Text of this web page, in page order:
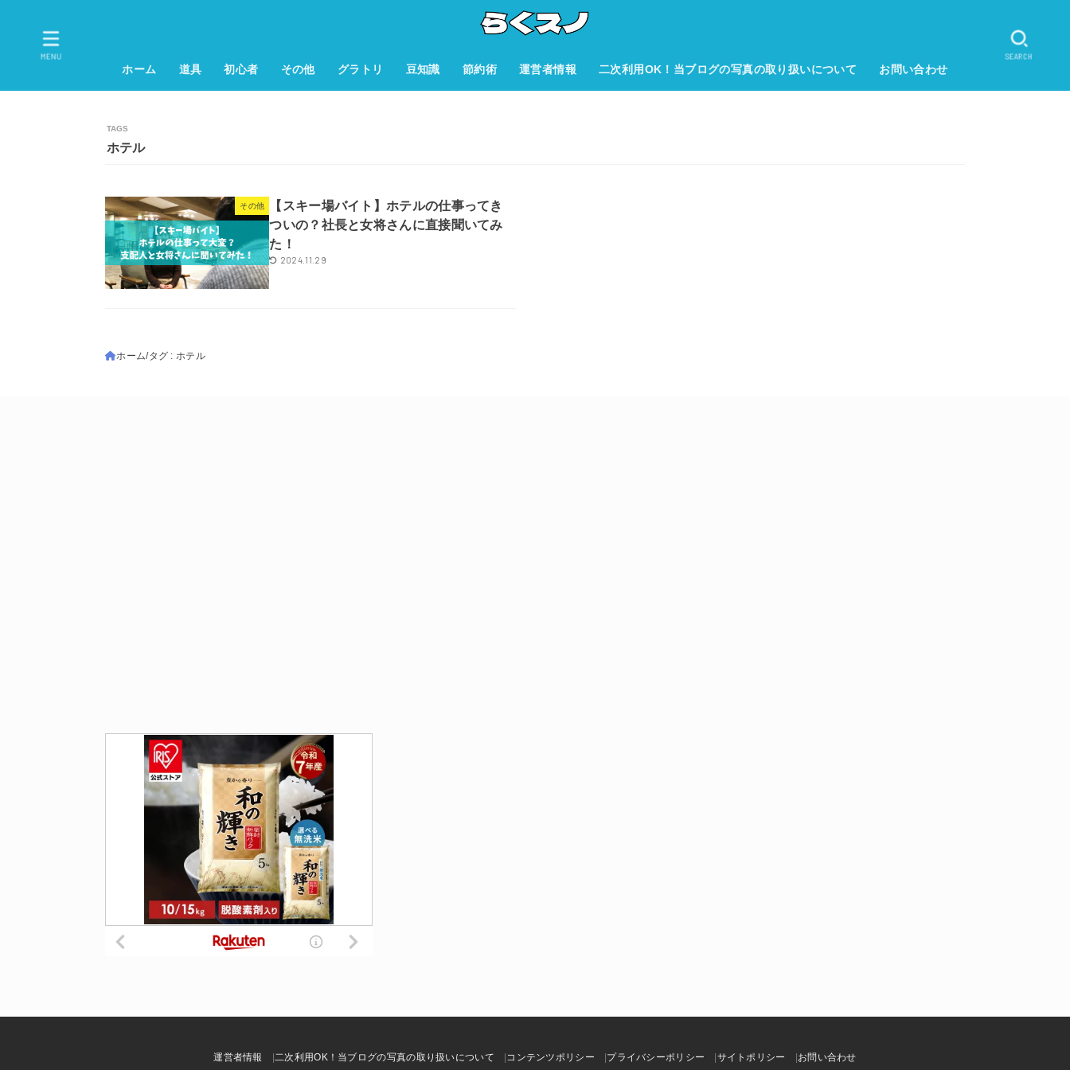
ホーム 道具 初心者 その他 グラトリ 豆知識 節約術 運営者情報 二次利用OK！当ブログの写真の取り扱いについて お問い合わせ
SEARCH
MENU
ホテル
その他
【スキー場バイト】ホテルの仕事ってき
ついの？社長と女将さんに直接聞いてみ
た！
2024.11.29
ホーム タグ : ホテル
運営者情報 二次利用OK！当ブログの写真の取り扱いについて コンテンツポリシー プライバシーポリシー サイトポリシー お問い合わせ